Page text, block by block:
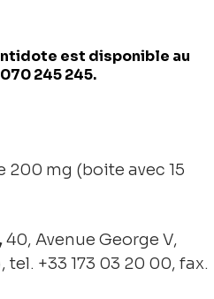
est disponible au
245 245.
mg (boite avec 15
40, Avenue George V,
tel. +33 173 03 20 00, fax.